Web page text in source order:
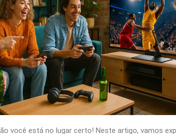
você está no lugar certo! Neste artigo, vamos